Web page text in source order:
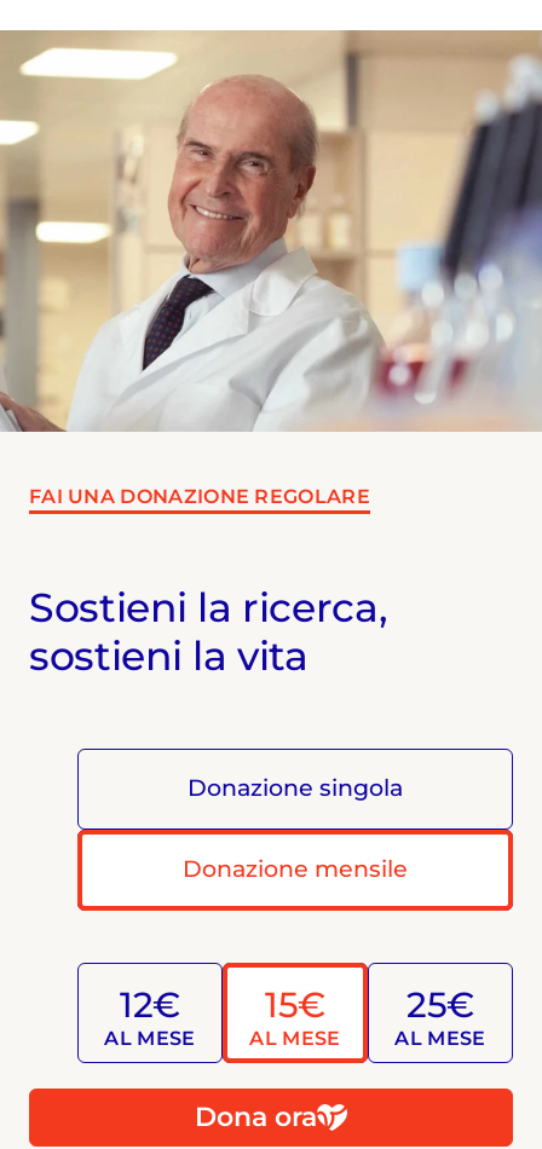
FAI UNA DONAZIONE REGOLARE
Sostieni la ricerca,
sostieni la vita
Donazione singola
Donazione mensile
12€
AL MESE
15€
AL MESE
25€
AL MESE
Dona ora